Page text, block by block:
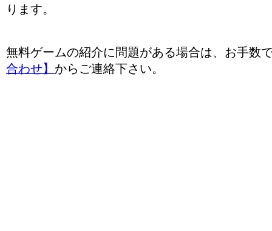
ります。
無料ゲームの紹介に問題がある場合は、お手数
合わせ】 からご連絡下さい。